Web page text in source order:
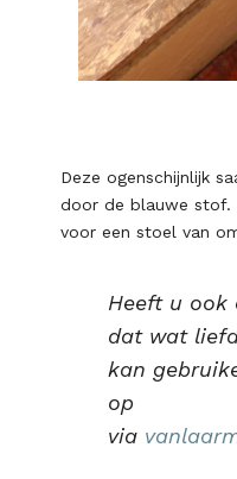
Deze ogenschijnlijk
door de blauwe stof.
voor een stoel van
Heeft u ook
dat wat
kan
op
via